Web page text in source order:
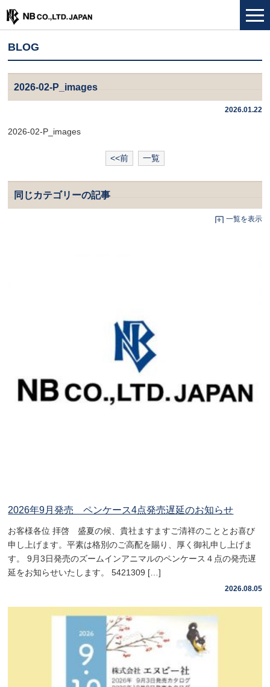
BLOG
2026-02-P_images
2026.01.22
2026-02-P_images
<<前 一覧
同じカテゴリーの記事
一覧を表示
2026年9月発売 ペンケース4点発売遅延のお知らせ
お客様各位 拝啓 盛夏の候、貴社ますますご清祥のこととお喜び
申し上げます。平素は格別のご高配を賜り、厚く御礼申し上げま
す。 9月3日発売のズームインアニマルのペンケース４点の発売遅
延をお知らせいたします。 5421309 […]
2026.08.05